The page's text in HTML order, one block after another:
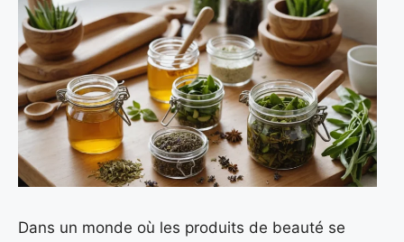
Dans un monde où les produits de beauté se